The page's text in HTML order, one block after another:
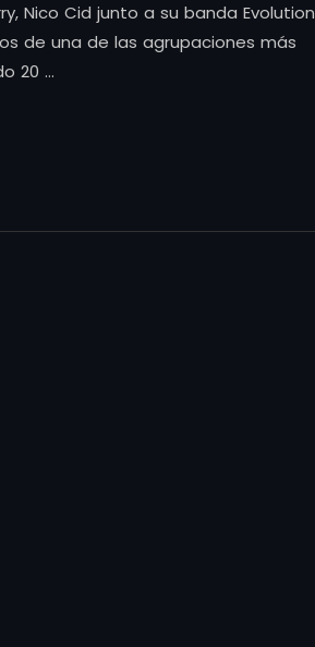
Nico Cid junto a su banda Evolution
de una de las agrupaciones más
20 …